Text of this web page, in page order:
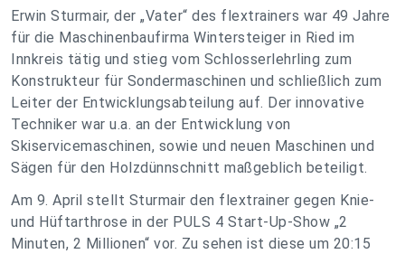
Erwin Sturmair, der „Vater“ des flextrainers war 49 Jahre
für die Maschinenbaufirma Wintersteiger in Ried im
Innkreis tätig und stieg vom Schlosserlehrling zum
Konstrukteur für Sondermaschinen und schließlich zum
Leiter der Entwicklungsabteilung auf. Der innovative
Techniker war u.a. an der Entwicklung von
Skiservicemaschinen, sowie und neuen Maschinen und
Sägen für den Holzdünnschnitt maßgeblich beteiligt.
Am 9. April stellt Sturmair den flextrainer gegen Knie-
und Hüftarthrose in der PULS 4 Start-Up-Show „2
Minuten, 2 Millionen“ vor. Zu sehen ist diese um 20:15